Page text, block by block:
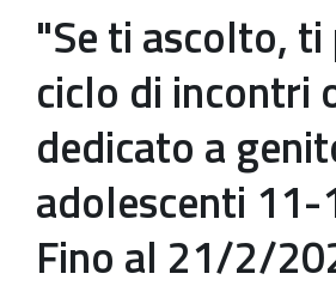
"Se ti ascolto,
ciclo di incontri
dedicato a
adolescenti
Fino al 21/2/